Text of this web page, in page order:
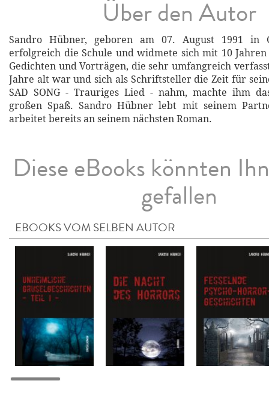
Über den Autor
Sandro Hübner, geboren am 07. August 1991 in
erfolgreich die Schule und widmete sich mit 10 Jahren
Gedichten und Vorträgen, die sehr umfangreich
Jahre alt war und sich als Schriftsteller die Zeit für
SAD SONG - Trauriges Lied - nahm, machte ihm
großen Spaß. Sandro Hübner lebt mit seinem
arbeitet bereits an seinem nächsten Roman.
Diese eBooks könnten
gefallen
EBOOKS VOM SELBEN AUTOR